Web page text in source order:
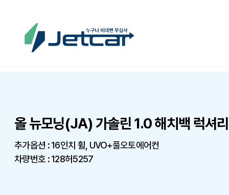
올 뉴모닝(JA) 가솔린 1.0 해치백 럭셔리
추가옵션 : 16인치 휠, UVO+풀오토에어컨
차량번호 : 128허5257